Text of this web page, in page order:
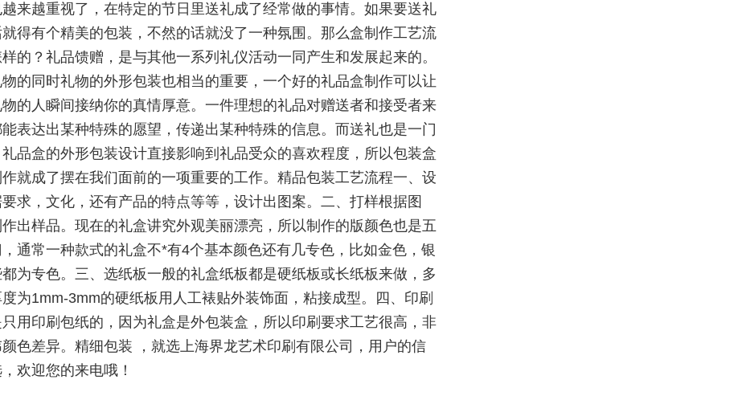
来越重视了，在特定的节日里送礼成了经常做的事情。如果要送礼
得有个精美的包装，不然的话就没了一种氛围。那么盒制作工艺流
的？礼品馈赠，是与其他一系列礼仪活动一同产生和发展起来的。
的同时礼物的外形包装也相当的重要，一个好的礼品盒制作可以让
的人瞬间接纳你的真情厚意。一件理想的礼品对赠送者和接受者来
表达出某种特殊的愿望，传递出某种特殊的信息。而送礼也是一门
品盒的外形包装设计直接影响到礼品受众的喜欢程度，所以包装盒
就成了摆在我们面前的一项重要的工作。精品包装工艺流程一、设
求，文化，还有产品的特点等等，设计出图案。二、打样根据图
出样品。现在的礼盒讲究外观美丽漂亮，所以制作的版颜色也是五
通常一种款式的礼盒不*有4个基本颜色还有几专色，比如金色，银
为专色。三、选纸板一般的礼盒纸板都是硬纸板或长纸板来做，多
为1mm-3mm的硬纸板用人工裱贴外装饰面，粘接成型。四、印刷
用印刷包纸的，因为礼盒是外包装盒，所以印刷要求工艺很高，非
色差异。精细包装 ，就选上海界龙艺术印刷有限公司，用户的信
欢迎您的来电哦！